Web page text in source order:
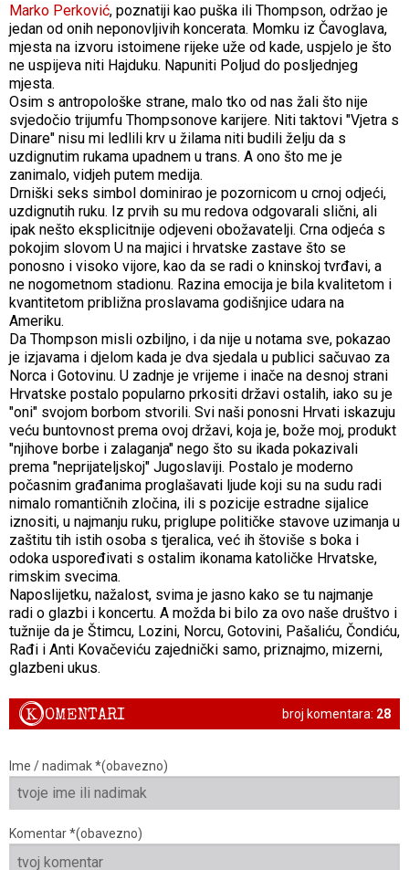
Marko Perković, poznatiji kao puška ili Thompson, održao je
jedan od onih neponovljivih koncerata. Momku iz Čavoglava,
mjesta na izvoru istoimene rijeke uže od kade, uspjelo je što
ne uspijeva niti Hajduku. Napuniti Poljud do posljednjeg
mjesta.
Osim s antropološke strane, malo tko od nas žali što nije
svjedočio trijumfu Thompsonove karijere. Niti taktovi "Vjetra s
Dinare" nisu mi ledlili krv u žilama niti budili želju da s
uzdignutim rukama upadnem u trans. A ono što me je
zanimalo, vidjeh putem medija.
Drniški seks simbol dominirao je pozornicom u crnoj odjeći,
uzdignutih ruku. Iz prvih su mu redova odgovarali slični, ali
ipak nešto eksplicitnije odjeveni obožavatelji. Crna odjeća s
pokojim slovom U na majici i hrvatske zastave što se
ponosno i visoko vijore, kao da se radi o kninskoj tvrđavi, a
ne nogometnom stadionu. Razina emocija je bila kvalitetom i
kvantitetom približna proslavama godišnjice udara na
Ameriku.
Da Thompson misli ozbiljno, i da nije u notama sve, pokazao
je izjavama i djelom kada je dva sjedala u publici sačuvao za
Norca i Gotovinu. U zadnje je vrijeme i inače na desnoj strani
Hrvatske postalo popularno prkositi državi ostalih, iako su je
"oni" svojom borbom stvorili. Svi naši ponosni Hrvati iskazuju
veću buntovnost prema ovoj državi, koja je, bože moj, produkt
"njihove borbe i zalaganja" nego što su ikada pokazivali
prema "neprijateljskoj" Jugoslaviji. Postalo je moderno
počasnim građanima proglašavati ljude koji su na sudu radi
nimalo romantičnih zločina, ili s pozicije estradne sijalice
iznositi, u najmanju ruku, priglupe političke stavove uzimanja u
zaštitu tih istih osoba s tjeralica, već ih štoviše s boka i
odoka uspoređivati s ostalim ikonama katoličke Hrvatske,
rimskim svecima.
Naposlijetku, nažalost, svima je jasno kako se tu najmanje
radi o glazbi i koncertu. A možda bi bilo za ovo naše društvo i
tužnije da je Štimcu, Lozini, Norcu, Gotovini, Pašaliću, Čondiću,
Rađi i Anti Kovačeviću zajednički samo, priznajmo, mizerni,
glazbeni ukus.
broj komentara: 28
KOMENTARI
Ime / nadimak *(obavezno)
Komentar *(obavezno)